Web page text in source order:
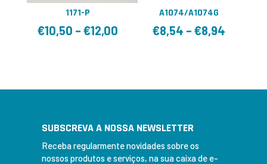
1171-P
€10,50 –€12,00
A1074/A1074G
€8,54 –€8,94
SUBSCREVA A NOSSA NEWSLETTER
Receba regularmente novidades sobre os
nossos produtos e serviços, na sua caixa de e-